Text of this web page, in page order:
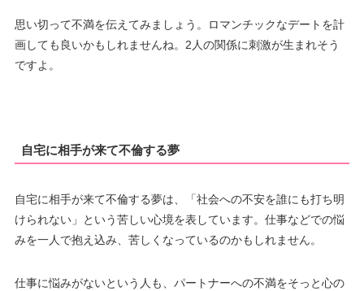
思い切って不満を伝えてみましょう。ロマンチックなデートを計
画しても良いかもしれませんね。2人の関係に刺激が生まれそう
ですよ。
自宅に相手が来て不倫する夢
自宅に相手が来て不倫する夢は、「社会への不安を誰にも打ち明
けられない」という苦しい心境を表しています。仕事などでの悩
みを一人で抱え込み、苦しくなっているのかもしれません。
仕事に悩みがないという人も、パートナーへの不満をそっと心の